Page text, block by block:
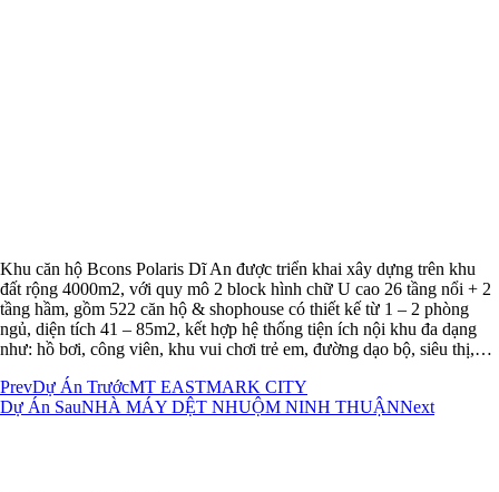
Khu căn hộ Bcons Polaris Dĩ An được triển khai xây dựng trên khu
đất rộng 4000m2, với quy mô 2 block hình chữ U cao 26 tầng nổi + 2
tầng hầm, gồm 522 căn hộ & shophouse có thiết kế từ 1 – 2 phòng
ngủ, diện tích 41 – 85m2, kết hợp hệ thống tiện ích nội khu đa dạng
như: hồ bơi, công viên, khu vui chơi trẻ em, đường dạo bộ, siêu thị,…
PrevDự Án TrướcMT EASTMARK CITY
Dự Án SauNHÀ MÁY DỆT NHUỘM NINH THUẬNNext